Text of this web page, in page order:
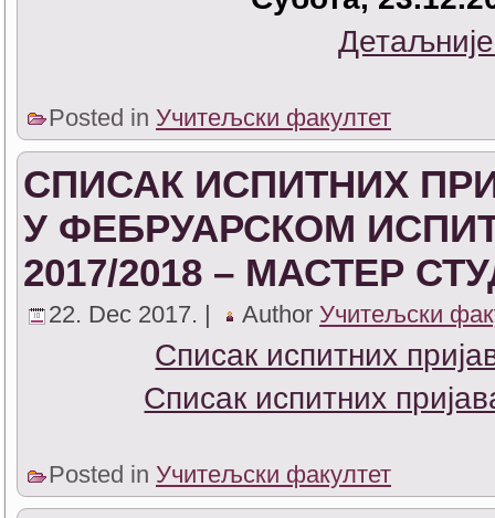
Posted in Учитељски факултет
СПИСАК ИСПИТНИХ
У ФЕБРУАРСКОМ
2017/2018 – МАСТЕР
22. Dec 2017. | Author Учитељски
Списак испитних
Списак испитних
Posted in Учитељски факултет